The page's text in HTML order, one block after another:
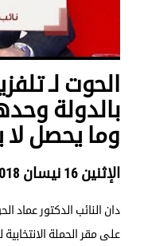
الحوت لـ
بالدولة
وما يحصل لا
الإثنين 16 نيسان 2018
دان النائب الدكتور عماد
على مقر الحملة